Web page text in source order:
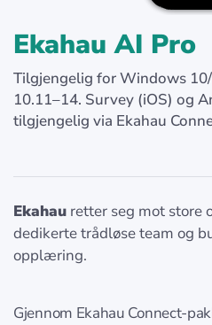
Ekahau AI Pro
Tilgjengelig for Windows
10.11–14. Survey (iOS) og
tilgjengelig via Ekahau
Ekahau retter seg mot store
dedikerte trådløse team og
opplæring.
Gjennom Ekahau Connect-